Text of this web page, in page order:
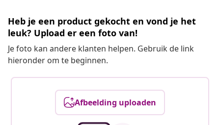
Heb je een product gekocht en vond je het
leuk? Upload er een foto van!
Je foto kan andere klanten helpen. Gebruik de link
hieronder om te beginnen.
Afbeelding uploaden